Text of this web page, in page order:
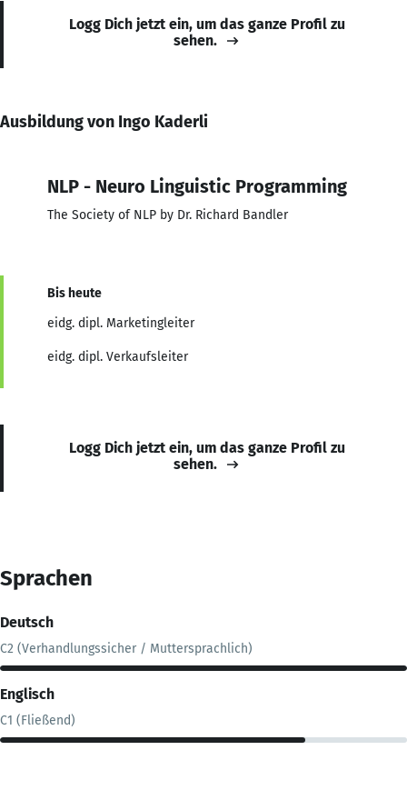
Logg Dich jetzt ein, um das ganze Profil zu
sehen.
Ausbildung von Ingo Kaderli
NLP - Neuro Linguistic Programming
The Society of NLP by Dr. Richard Bandler
Bis heute
eidg. dipl. Marketingleiter
eidg. dipl. Verkaufsleiter
Logg Dich jetzt ein, um das ganze Profil zu
sehen.
Sprachen
Deutsch
C2 (Verhandlungssicher / Muttersprachlich)
Englisch
C1 (Fließend)